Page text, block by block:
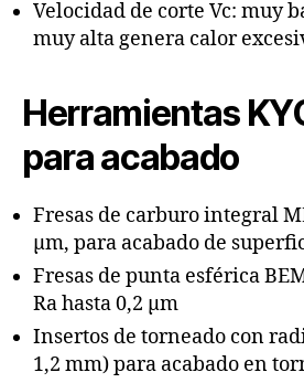
Velocidad de corte Vc: muy
muy alta genera calor
Herramientas
para acabado
Fresas de carburo integral
µm, para acabado de
Fresas de punta esférica
Ra hasta 0,2 µm
Insertos de torneado con
1,2 mm) para acabado en